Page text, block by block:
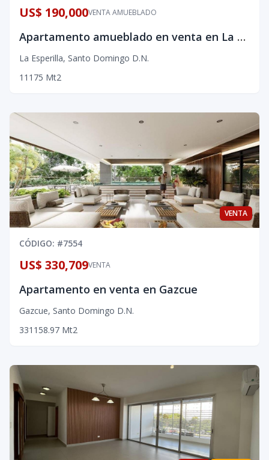
VENTA AMUEBLADO
US$ 190,000
Apartamento amueblado en venta en La Esperilla
La Esperilla, Santo Domingo D.N.
1 1 1 75 Mt2
VENTA
CÓDIGO: #7554
VENTA
US$ 330,709
Apartamento en venta en Gazcue
Gazcue, Santo Domingo D.N.
331 158.97 Mt2